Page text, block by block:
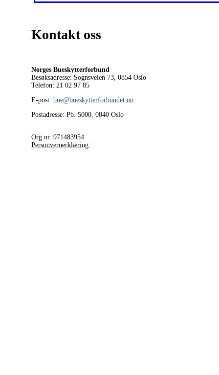
Kontakt oss
Norges Bueskytterforbund
Besøksadresse: Sognsveien 73, 0854 Oslo
Telefon: 21 02 97 85
E-post: bue@bueskytterforbundet.no
Postadresse: Pb. 5000, 0840 Oslo
Org.nr. 971483954
Personvernerklæring